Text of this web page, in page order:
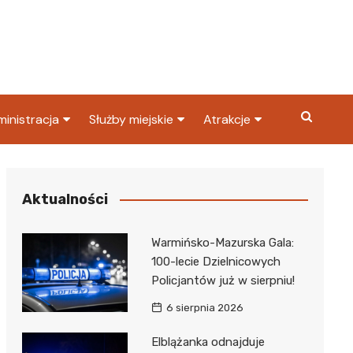
Skarbowy
Służby miejskie
Policja
Atrakcje
Aktualności
Warmińsko-Mazurska Gala:
100-lecie Dzielnicowych
Policjantów już w sierpniu!
6 sierpnia 2026
Elblążanka odnajduje